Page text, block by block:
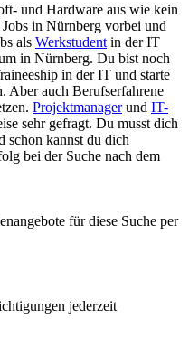
und Hardware aus wie kein
in Nürnberg vorbei und
als Werkstudent in der IT
in Nürnberg. Du bist noch
in der IT und starte
Aber auch Berufserfahrene
Projektmanagerund IT-
sehr gefragt. Du musst dich
schon kannst du dich
bei der Suche nach dem
für diese Suche per
jederzeit